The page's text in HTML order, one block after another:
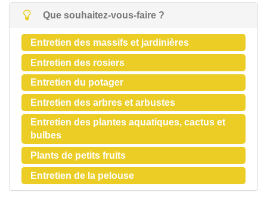
Que souhaitez-vous-faire ?
Entretien des massifs et jardinières
Entretien des rosiers
Entretien du potager
Entretien des arbres et arbustes
Entretien des plantes aquatiques, cactus et
bulbes
Plants de petits fruits
Entretien de la pelouse